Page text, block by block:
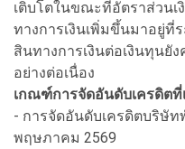
เติบโตในขณะที่อัตราส่วน
ทางการเงินเพิ่มขึ้นมาอยู่ที่
สินทางการเงินต่อเงินทุนยั
อย่างต่อเนื่อง
เกณฑ์การจัดอันดับเครดิตที่
- การจัดอันดับเครดิตบริษั
พฤษภาคม 2569